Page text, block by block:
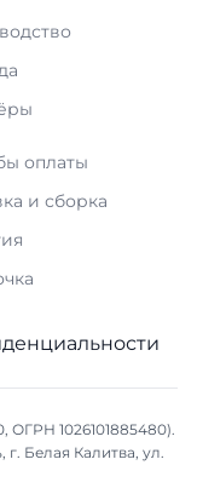
оплаты
и сборка
1026101885480).
г. Белая Калитва, ул.